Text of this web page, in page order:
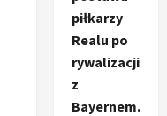
piłkarzy
Realu po
rywalizacji
z
Bayernem.